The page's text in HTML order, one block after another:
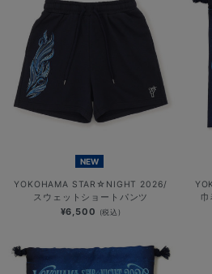
NEW
YOKOHAMA STAR☆NIGHT 2026/
スウェットショートパンツ
¥6,500 (税込)